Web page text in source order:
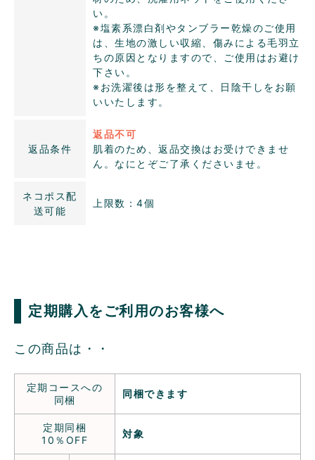
い。
※塩素系漂白剤やタンブラー乾燥のご使用
は、生地の激しい収縮、傷みによる毛羽立
ちの原因となりますので、ご使用はお避け
下さい。
※お洗濯後は形を整えて、日陰干しをお願
いいたします。
返品条件
返品不可
肌着のため、返品交換はお受けできませ
ん。なにとぞご了承くださいませ。
ネコポス配
送可能
上限数：4個
定期購入をご利用のお客様へ
この商品は・・
定期コースへの
同梱
同梱できます
定期同梱
10％OFF
対象